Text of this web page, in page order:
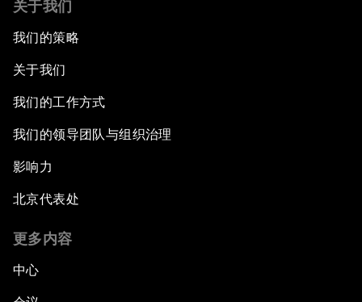
关于我们
我们的策略
关于我们
我们的工作方式
我们的领导团队与组织治理
影响力
北京代表处
更多内容
中心